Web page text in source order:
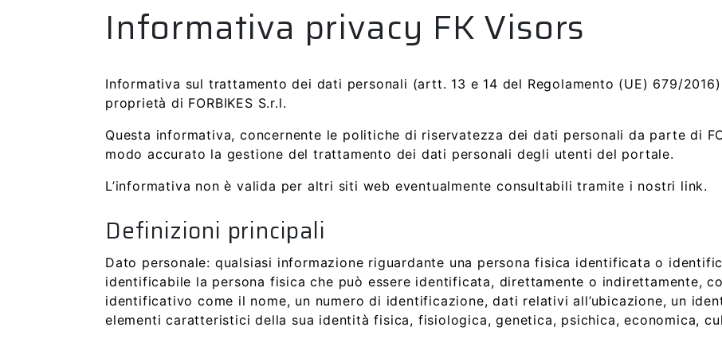
Informativa privacy FK Visors
Informativa sul trattamento dei dati personali (artt. 13 e 14 del Regolamento (UE) 679/
proprietà di FORBIKES S.r.l.
Questa informativa, concernente le politiche di riservatezza dei dati personali da parte di
modo accurato la gestione del trattamento dei dati personali degli utenti del portale.
L’informativa non è valida per altri siti web eventualmente consultabili tramite i nostri link.
Definizioni principali
Dato personale: qualsiasi informazione riguardante una persona fisica identificata o
identificabile la persona fisica che può essere identificata, direttamente o indirettamente,
identificativo come il nome, un numero di identificazione, dati relativi all’ubicazione, un
elementi caratteristici della sua identità fisica, fisiologica, genetica, psichica, economica,